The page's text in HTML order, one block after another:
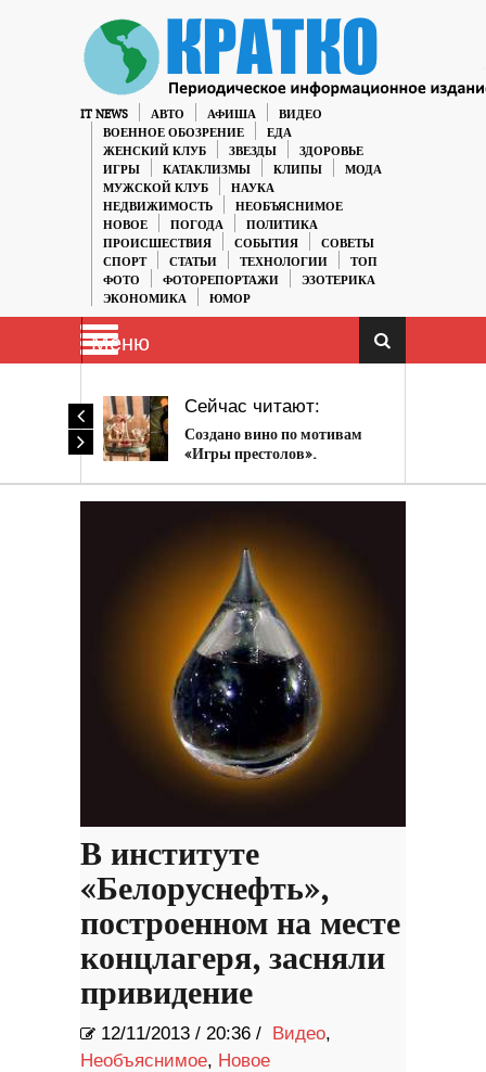
IT NEWS АВТО АФИША
ВИДЕО
ВОЕННОЕ ОБОЗРЕНИЕ
ЕДА
ЖЕНСКИЙ КЛУБ
ЗВЕЗДЫ
ЗДОРОВЬЕ
ИГРЫ
КАТАКЛИЗМЫ КЛИПЫ
МОДА
МУЖСКОЙ КЛУБ
НАУКА
НЕДВИЖИМОСТЬ
НЕОБЪЯСНИМОЕ
НОВОЕ
ПОГОДА
ПОЛИТИКА
ПРОИСШЕСТВИЯ
СОБЫТИЯ
СОВЕТЫ
СПОРТ
СТАТЬИ ТЕХНОЛОГИИ
ТОП
ФОТО
ФОТОРЕПОРТАЖИ
ЭЗОТЕРИКА
ЭКОНОМИКА
ЮМОР
Меню
Сейчас читают:
Создано вино по мотивам
«Игры престолов».
В институте
«Белоруснефть»,
построенном на месте
концлагеря, засняли
привидение
12/11/2013 / 20:36 / Видео,
Необъяснимое, Новое